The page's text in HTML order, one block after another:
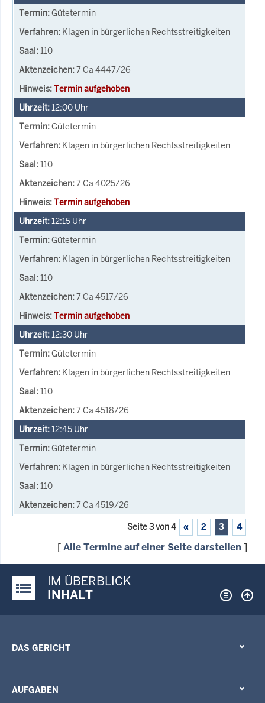
Gütetermin
Klagen in bürgerlichen Rechtsstreitigkeiten
110
7 Ca 4447/26
Termin aufgehoben
12:00 Uhr
Gütetermin
Klagen in bürgerlichen Rechtsstreitigkeiten
110
7 Ca 4025/26
Termin aufgehoben
12:15 Uhr
Gütetermin
Klagen in bürgerlichen Rechtsstreitigkeiten
110
7 Ca 4517/26
Termin aufgehoben
12:30 Uhr
Gütetermin
Klagen in bürgerlichen Rechtsstreitigkeiten
110
7 Ca 4518/26
12:45 Uhr
Gütetermin
Klagen in bürgerlichen Rechtsstreitigkeiten
110
7 Ca 4519/26
Seite 3 von 4 « 2 3 4
[Alle Termine auf einer Seite darstellen ]
Justiz-Portal im Überblick:
IM ÜBERBLICK
INHALT
DAS GERICHT
AUFGABEN